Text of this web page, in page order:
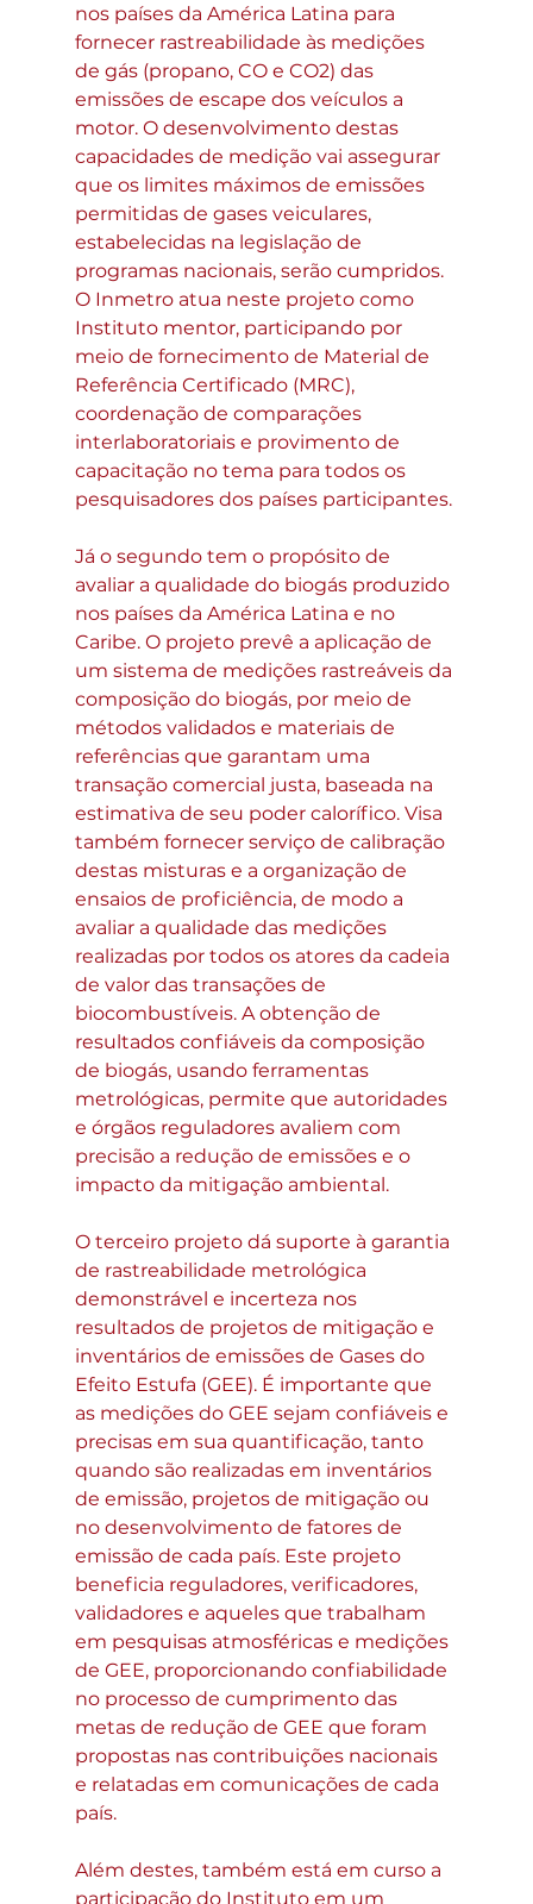
nos países da América Latina para
fornecer rastreabilidade às medições
de gás (propano, CO e CO2) das
emissões de escape dos veículos a
motor. O desenvolvimento destas
capacidades de medição vai assegurar
que os limites máximos de emissões
permitidas de gases veiculares,
estabelecidas na legislação de
programas nacionais, serão cumpridos.
O Inmetro atua neste projeto como
Instituto mentor, participando por
meio de fornecimento de Material de
Referência Certificado (MRC),
coordenação de comparações
interlaboratoriais e provimento de
capacitação no tema para todos os
pesquisadores dos países participantes.
Já o segundo tem o propósito de
avaliar a qualidade do biogás produzido
nos países da América Latina e no
Caribe. O projeto prevê a aplicação de
um sistema de medições rastreáveis da
composição do biogás, por meio de
métodos validados e materiais de
referências que garantam uma
transação comercial justa, baseada na
estimativa de seu poder calorífico. Visa
também fornecer serviço de calibração
destas misturas e a organização de
ensaios de proficiência, de modo a
avaliar a qualidade das medições
realizadas por todos os atores da cadeia
de valor das transações de
biocombustíveis. A obtenção de
resultados confiáveis da composição
de biogás, usando ferramentas
metrológicas, permite que autoridades
e órgãos reguladores avaliem com
precisão a redução de emissões e o
impacto da mitigação ambiental.
O terceiro projeto dá suporte à garantia
de rastreabilidade metrológica
demonstrável e incerteza nos
resultados de projetos de mitigação e
inventários de emissões de Gases do
Efeito Estufa (GEE). É importante que
as medições do GEE sejam confiáveis e
precisas em sua quantificação, tanto
quando são realizadas em inventários
de emissão, projetos de mitigação ou
no desenvolvimento de fatores de
emissão de cada país. Este projeto
beneficia reguladores, verificadores,
validadores e aqueles que trabalham
em pesquisas atmosféricas e medições
de GEE, proporcionando confiabilidade
no processo de cumprimento das
metas de redução de GEE que foram
propostas nas contribuições nacionais
e relatadas em comunicações de cada
país.
Além destes, também está em curso a
participação do Instituto em um